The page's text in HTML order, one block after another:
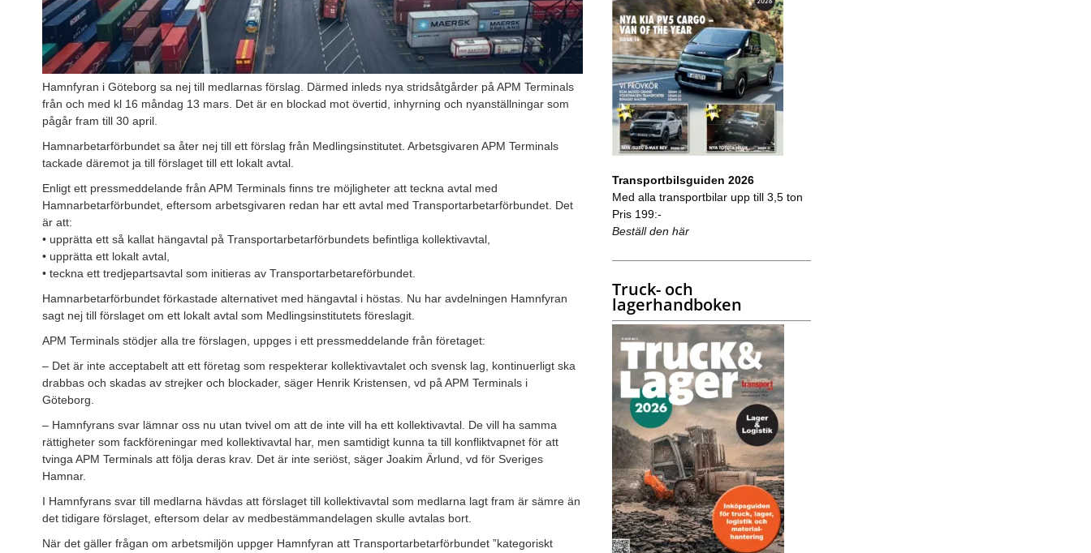
Hamnfyran i Göteborg sa nej till medlarnas förslag. Därmed inleds nya stridsåtgårder på APM Terminals
från och med kl 16 måndag 13 mars. Det är en blockad mot övertid, inhyrning och nyanställningar som
pågår fram till 30 april.
Hamnarbetarförbundet sa åter nej till ett förslag från Medlingsinstitutet. Arbetsgivaren APM Terminals
tackade däremot ja till förslaget till ett lokalt avtal.
Enligt ett pressmeddelande från APM Terminals finns tre möjligheter att teckna avtal med
Hamnarbetarförbundet, eftersom arbetsgivaren redan har ett avtal med Transportarbetarförbundet. Det
är att:
• upprätta ett så kallat hängavtal på Transportarbetarförbundets befintliga kollektivavtal,
• upprätta ett lokalt avtal,
• teckna ett tredjepartsavtal som initieras av Transportarbetareförbundet.
Hamnarbetarförbundet förkastade alternativet med hängavtal i höstas. Nu har avdelningen Hamnfyran
sagt nej till förslaget om ett lokalt avtal som Medlingsinstitutets föreslagit.
APM Terminals stödjer alla tre förslagen, uppges i ett pressmeddelande från företaget:
– Det är inte acceptabelt att ett företag som respekterar kollektivavtalet och svensk lag, kontinuerligt ska
drabbas och skadas av strejker och blockader, säger Henrik Kristensen, vd på APM Terminals i
Göteborg.
– Hamnfyrans svar lämnar oss nu utan tvivel om att de inte vill ha ett kollektivavtal. De vill ha samma
rättigheter som fackföreningar med kollektivavtal har, men samtidigt kunna ta till konfliktvapnet för att
tvinga APM Terminals att följa deras krav. Det är inte seriöst, säger Joakim Ärlund, vd för Sveriges
Hamnar.
I Hamnfyrans svar till medlarna hävdas att förslaget till kollektivavtal som medlarna lagt fram är sämre än
det tidigare förslaget, eftersom delar av medbestämmandelagen skulle avtalas bort.
När det gäller frågan om arbetsmiljön uppger Hamnfyran att Transportarbetarförbundet ”kategoriskt
Transportbilsguiden 2026
Med alla transportbilar upp till 3,5 ton
Pris 199:-
Beställ den här
Truck- och
lagerhandboken